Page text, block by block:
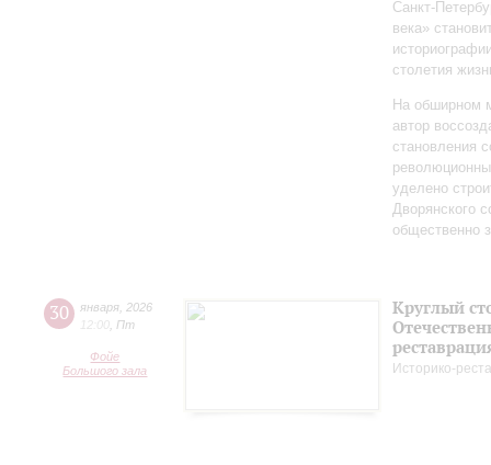
века»
столетия
На обширном
автор
становления
уделено
Дворянского
общественно
30 января 2026
Пт
Фойе
Большого зала
Круглый
Историко-